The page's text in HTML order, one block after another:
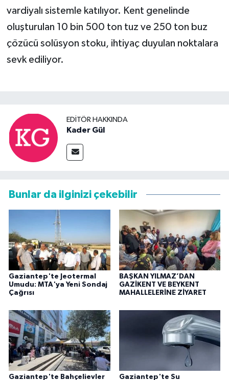
vardiyalı sistemle katılıyor. Kent genelinde
oluşturulan 10 bin 500 ton tuz ve 250 ton buz
çözücü solüsyon stoku, ihtiyaç duyulan noktalara
sevk ediliyor.
EDITÖR HAKKINDA
Kader Gül
Bunlar da ilginizi çekebilir
Gaziantep'te Jeotermal
Umudu: MTA'ya Yeni Sondaj
Çağrısı
BAŞKAN YILMAZ’DAN
GAZİKENT VE BEYKENT
MAHALLELERİNE ZİYARET
Gaziantep'te Bahçelievler
Gaziantep'te Su